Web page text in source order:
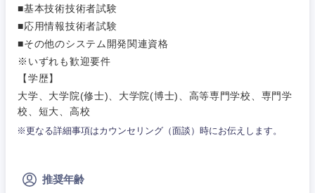
■基本技術技術者試験
■応用情報技術者試験
■その他のシステム開発関連資格
※いずれも歓迎要件
【学歴】
大学、大学院(修士)、大学院(博士)、高等専門学校、専門学
校、短大、高校
※更なる詳細事項はカウンセリング（面談）時にお伝えします。
推奨年齢
その他
その他